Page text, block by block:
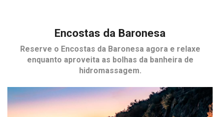
Encostas da Baronesa
Reserve o Encostas da Baronesa agora e relaxe
enquanto aproveita as bolhas da banheira de
hidromassagem.